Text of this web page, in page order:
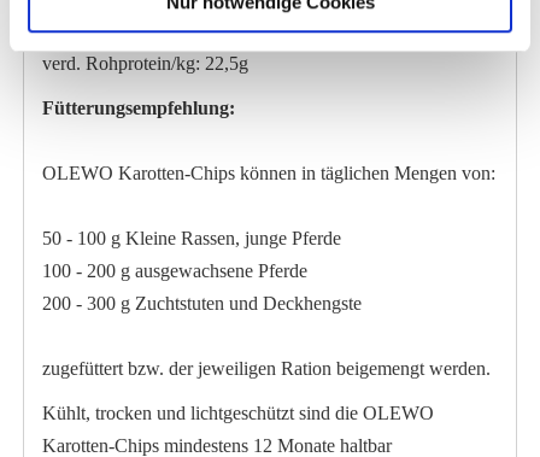
verd. Rohprotein/kg: 22,5g
Fütterungsempfehlung:
OLEWO Karotten-Chips können in täglichen Mengen von:
50 - 100 g Kleine Rassen, junge Pferde
100 - 200 g ausgewachsene Pferde
200 - 300 g Zuchtstuten und Deckhengste
zugefüttert bzw. der jeweiligen Ration beigemengt werden.
Kühlt, trocken und lichtgeschützt sind die OLEWO
Karotten-Chips mindestens 12 Monate haltbar